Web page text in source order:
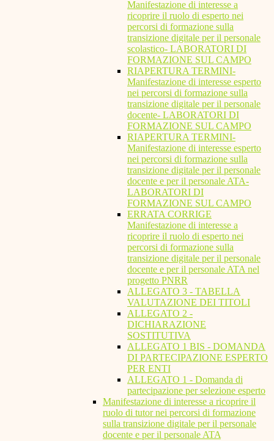
Manifestazione di interesse a
ricoprire il ruolo di esperto nei
percorsi di formazione sulla
transizione digitale per il personale
scolastico- LABORATORI DI
FORMAZIONE SUL CAMPO
RIAPERTURA TERMINI-
Manifestazione di interesse esperto
nei percorsi di formazione sulla
transizione digitale per il personale
docente- LABORATORI DI
FORMAZIONE SUL CAMPO
RIAPERTURA TERMINI-
Manifestazione di interesse esperto
nei percorsi di formazione sulla
transizione digitale per il personale
docente e per il personale ATA-
LABORATORI DI
FORMAZIONE SUL CAMPO
ERRATA CORRIGE
Manifestazione di interesse a
ricoprire il ruolo di esperto nei
percorsi di formazione sulla
transizione digitale per il personale
docente e per il personale ATA nel
progetto PNRR
ALLEGATO 3 - TABELLA
VALUTAZIONE DEI TITOLI
ALLEGATO 2 -
DICHIARAZIONE
SOSTITUTIVA
ALLEGATO 1 BIS - DOMANDA
DI PARTECIPAZIONE ESPERTO
PER ENTI
ALLEGATO 1 - Domanda di
partecipazione per selezione esperto
Manifestazione di interesse a ricoprire il
ruolo di tutor nei percorsi di formazione
sulla transizione digitale per il personale
docente e per il personale ATA